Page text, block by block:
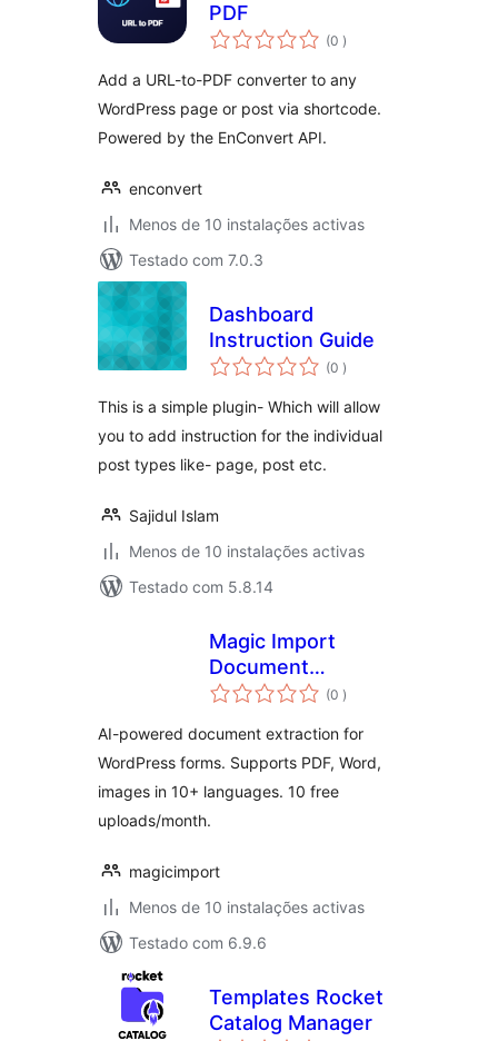
PDF
(0 classificações
)
Add a URL-to-PDF converter to any
WordPress page or post via shortcode.
Powered by the EnConvert API.
enconvert
Menos de 10 instalações activas
Testado com 7.0.3
Dashboard
Instruction Guide
(0 classificações
)
This is a simple plugin- Which will allow
you to add instruction for the individual
post types like- page, post etc.
Sajidul Islam
Menos de 10 instalações activas
Testado com 5.8.14
Magic Import
Document
Extractor
(0 classificações
)
AI-powered document extraction for
WordPress forms. Supports PDF, Word,
images in 10+ languages. 10 free
uploads/month.
magicimport
Menos de 10 instalações activas
Testado com 6.9.6
Templates Rocket
Catalog Manager